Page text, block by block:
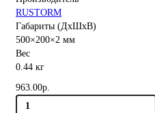
RUSTORM
Габариты (ДхШхВ)
500×200×2 мм
Вес
0.44 кг
963.00р.